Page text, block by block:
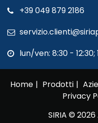
+39 049 879 2186
lun/ven: 8:30 - 12:30;
Home Prodotti
Privacy
SIRIA ©